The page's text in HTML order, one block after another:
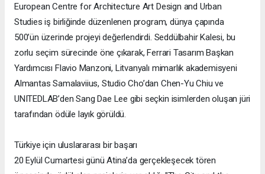
European Centre for Architecture Art Design and Urban
Studies iş birliğinde düzenlenen program, dünya çapında
500’ün üzerinde projeyi değerlendirdi. Seddülbahir Kalesi, bu
zorlu seçim sürecinde öne çıkarak, Ferrari Tasarım Başkan
Yardımcısı Flavio Manzoni, Litvanyalı mimarlık akademisyeni
Almantas Samalaviius, Studio Cho’dan Chen-Yu Chiu ve
UNITEDLAB’den Sang Dae Lee gibi seçkin isimlerden oluşan jüri
tarafından ödüle layık görüldü.
Türkiye için uluslararası bir başarı
20 Eylül Cumartesi günü Atina’da gerçekleşecek tören